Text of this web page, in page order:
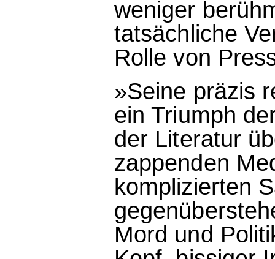
weniger
tatsächliche
Rolle von
»Seine präzis
ein Triumph
der Literatur
zappenden
komplizierten
Mord und